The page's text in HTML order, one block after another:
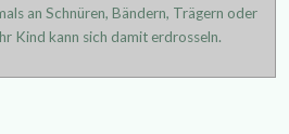
an Schnüren, Bändern, Trägern oder
Kind kann sich damit erdrosseln.